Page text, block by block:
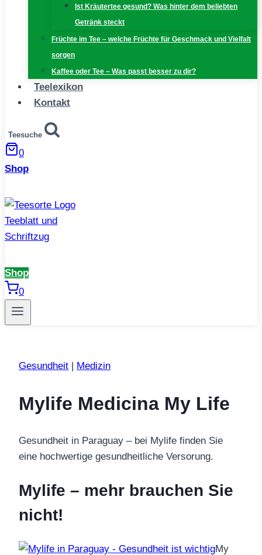
Ist Kräutertee gesund? Was hinter dem beliebten
Getränk steckt
Früchte im Tee – welche Früchte für Geschmack und Vielfalt
sorgen
Kaffee oder Tee – Was passt besser zu dir?
Teelexikon
Kontakt
Teesuche
0
Shop
Shop
0
Gesundheit Medizin
Mylife Medicina My Life
Gesundheit in Paraguay – bei Mylife finden Sie
eine hochwertige gesundheitliche Versorung.
Mylife – mehr brauchen Sie
nicht!
My